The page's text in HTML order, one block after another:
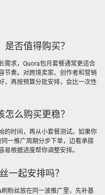
是否值得购买？
需求，Quora包月套餐通常更适合
节奏。对跨境卖家、创作者和营销
，再按预算分批安排，会比一次性
怎么购买更稳？
的时间，再从小套餐测试。如果你
一推广周期分步下单，边看承接
根据进度帮你调整安排。
一起安排吗？
粉丝放在同一波推广里，先补基